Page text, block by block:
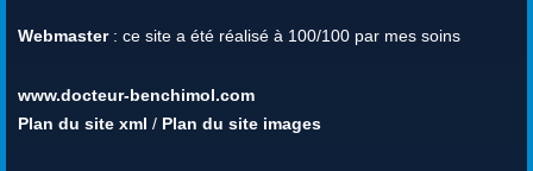
Webmaster: ce site a été réalisé à 100/100 par mes soins
www.docteur-benchimol.com
Plan du site xml / Plan du site images